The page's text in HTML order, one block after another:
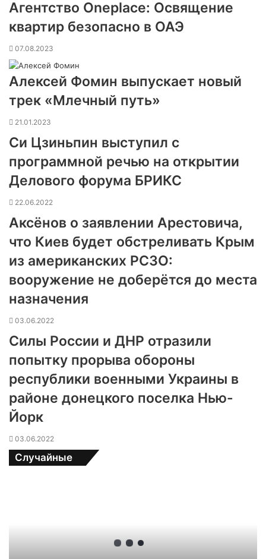
Агентство Oneplace: Освящение
квартир безопасно в ОАЭ
07.08.2023
Алексей Фомин выпускает новый
трек «Млечный путь»
21.01.2023
Си Цзиньпин выступил с
программной речью на открытии
Делового форума БРИКС
22.06.2022
Аксёнов о заявлении Арестовича,
что Киев будет обстреливать Крым
из американских РСЗО:
вооружение не доберётся до места
назначения
03.06.2022
Силы России и ДНР отразили
попытку прорыва обороны
республики военными Украины в
районе донецкого поселка Нью-
Йорк
03.06.2022
Случайные